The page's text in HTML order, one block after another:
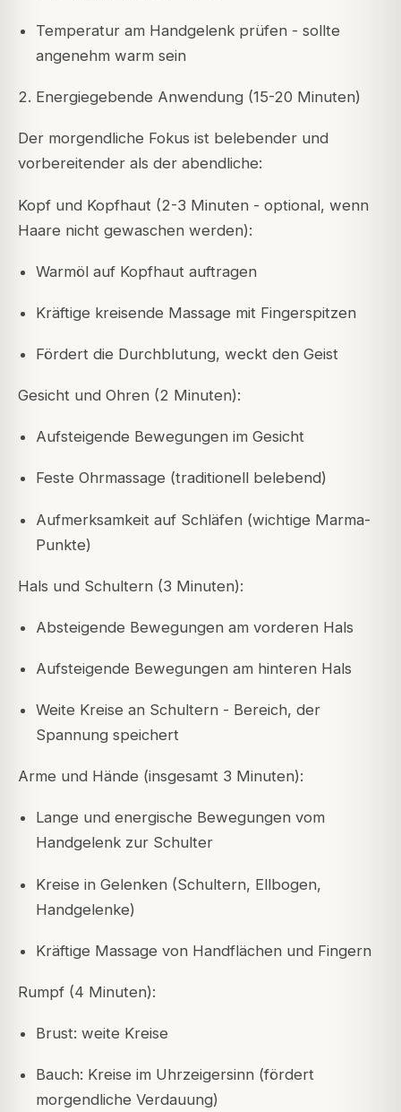
Temperatur am Handgelenk prüfen - sollte
angenehm warm sein
2. Energiegebende Anwendung (15-20 Minuten)
Der morgendliche Fokus ist belebender und
vorbereitender als der abendliche:
Kopf und Kopfhaut (2-3 Minuten - optional, wenn
Haare nicht gewaschen werden):
Warmöl auf Kopfhaut auftragen
Kräftige kreisende Massage mit Fingerspitzen
Fördert die Durchblutung, weckt den Geist
Gesicht und Ohren (2 Minuten):
Aufsteigende Bewegungen im Gesicht
Feste Ohrmassage (traditionell belebend)
Aufmerksamkeit auf Schläfen (wichtige Marma-
Punkte)
Hals und Schultern (3 Minuten):
Absteigende Bewegungen am vorderen Hals
Aufsteigende Bewegungen am hinteren Hals
Weite Kreise an Schultern - Bereich, der
Spannung speichert
Arme und Hände (insgesamt 3 Minuten):
Lange und energische Bewegungen vom
Handgelenk zur Schulter
Kreise in Gelenken (Schultern, Ellbogen,
Handgelenke)
Kräftige Massage von Handflächen und Fingern
Rumpf (4 Minuten):
Brust: weite Kreise
Bauch: Kreise im Uhrzeigersinn (fördert
morgendliche Verdauung)